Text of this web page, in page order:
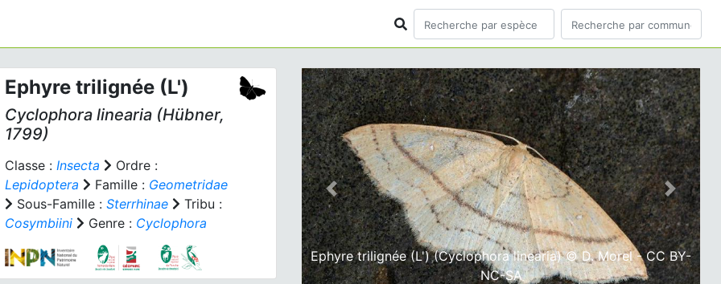
Ephyre trilignée (L')
Cyclophora linearia(Hübner,
1799)
Classe : Insecta
Ordre :
Lepidoptera
Famille : Geometridae
Sous-Famille : Sterrhinae
Tribu :
Cosymbiini
Genre : Cyclophora
Ephyre trilignée (L') (Cyclophora linearia) © D. Morel - CC BY-
NC-SA
Previous Next